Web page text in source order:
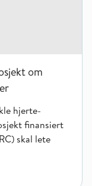
om
hjerte-
finansiert
skal lete